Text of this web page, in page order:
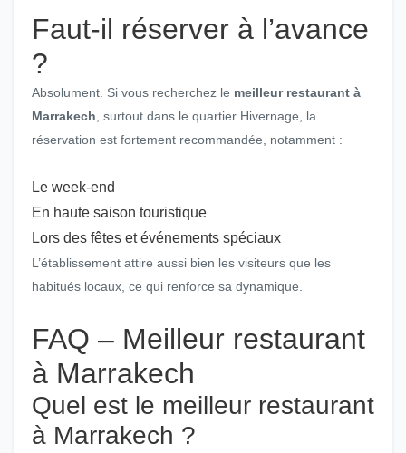
Faut-il réserver à l’avance
?
Absolument. Si vous recherchez le meilleur restaurant à
Marrakech , surtout dans le quartier Hivernage, la
réservation est fortement recommandée, notamment :
Le week-end
En haute saison touristique
Lors des fêtes et événements spéciaux
L’établissement attire aussi bien les visiteurs que les
habitués locaux, ce qui renforce sa dynamique.
FAQ – Meilleur restaurant
à Marrakech
Quel est le meilleur restaurant
à Marrakech ?